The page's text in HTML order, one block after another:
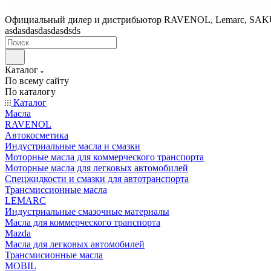
Официальный дилер и дистрибьютор RAVENOL, Lemarc,
asdasdasdasdasdsds
Каталог
По всему сайту
По каталогу
Каталог
Масла
RAVENOL
Автокосметика
Индустриальные масла и смазки
Моторные масла для коммерческого транспорта
Моторные масла для легковых автомобилей
Спецжидкости и смазки для автотранспорта
Трансмиссионные масла
LEMARC
Индустриальные смазочные материалы
Масла для коммерческого транспорта
Mazda
Масла для легковых автомобилей
Трансмисионные масла
MOBIL